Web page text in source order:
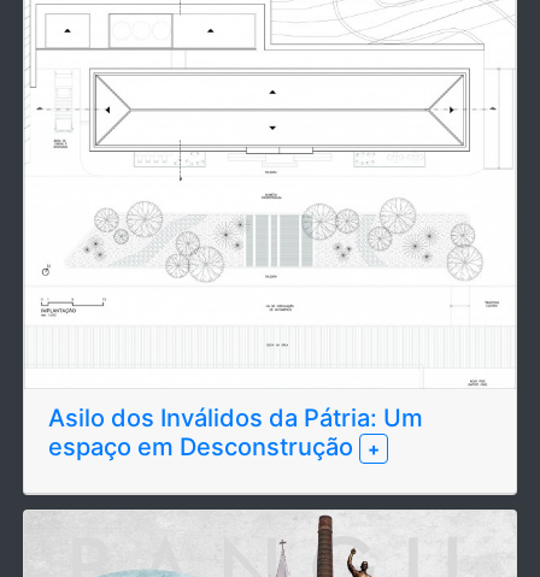
Asilo dos Inválidos da Pátria: Um
espaço em Desconstrução
+